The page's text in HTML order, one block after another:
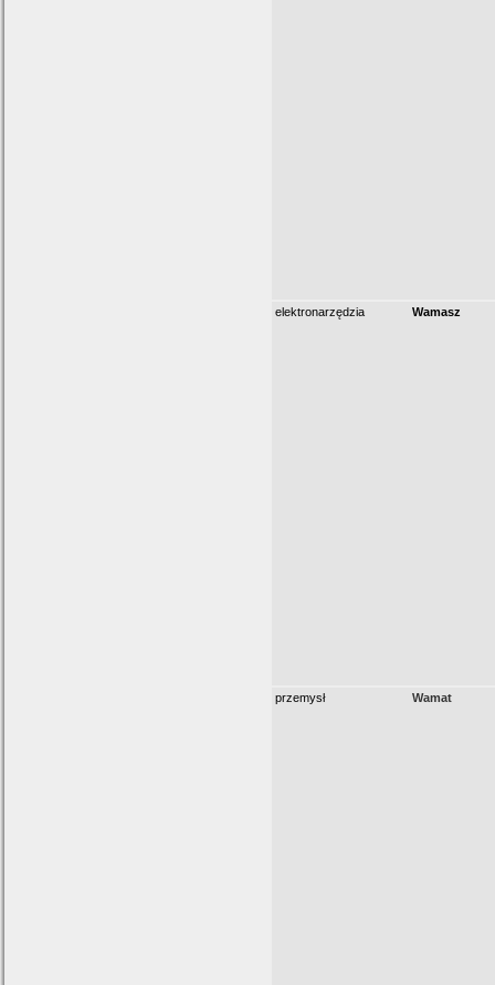
elektronarzędzia Wamasz
przemysł Wamat